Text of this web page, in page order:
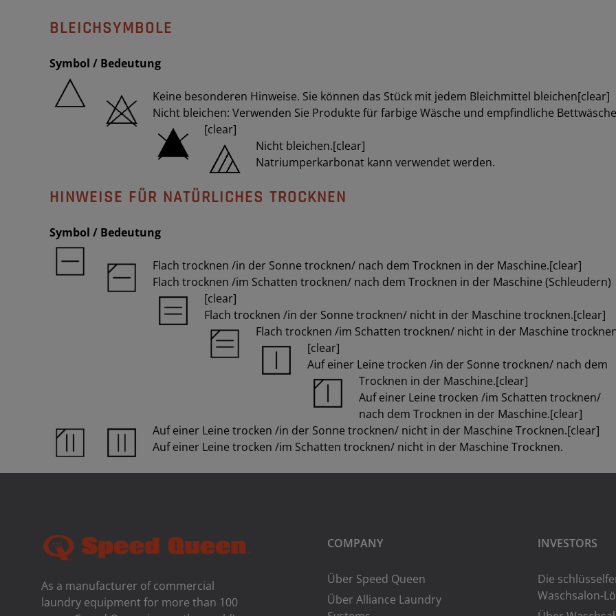
BLEICHSYMBOLE
Symbol / Bedeutung
Keine besonderen Hinweise. Sie können das Stück mit jedem Bleichmittel bleichen[clear]
Nicht bleichen: Verwenden Sie Produkte für farbige Wäsche und empfindliche
[clear]
Nicht bleichen.[clear]
Natriumperkarbonat kann verwendet werden.
HINWEISE FÜR NATÜRLICHES TROCKNEN
Symbol / Bedeutung
Flach trocknen /in der Sonne trocknen/ nach dem Trocknen in der Maschine.[clear]
Flach trocknen /im Schatten trocknen/ nach dem Trocknen in der Maschine (Schleudern)
[clear]
Flach trocknen /in der Sonne trocknen/ nicht in der Maschine trocknen.[clear]
Flach trocknen /im Schatten trocknen/ nicht in der Maschine
[clear]
Auf einer Leine trocken /in der Sonne trocknen/ nach dem
Trocknen in der Maschine.[clear]
Auf einer Leine trocken /im Schatten trocknen/
nach dem Trocknen in der Maschine.[clear]
Auf einer Leine trocken /in der Sonne trocknen/ nicht in der Maschine Trocknen.[clear]
Auf einer Leine trocken /im Schatten trocknen/ nicht in der Maschine Trocknen.
As a manufacturer of commercial
laundry equipment for more than 100
COMPANY
Über Speed Queen
Über Alliance Laundry
INVESTORS
Die
Waschsalon-